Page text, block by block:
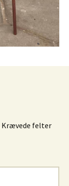
Krævede felter